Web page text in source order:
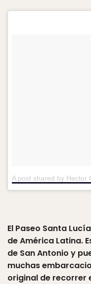
A post shared by Hector
El Paseo Santa
de América Latina.
de San Antonio y
muchas
original de recorrer